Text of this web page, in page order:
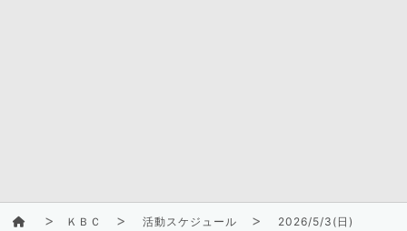
ＫＢＣ 活動スケジュール 2026/5/3(日)